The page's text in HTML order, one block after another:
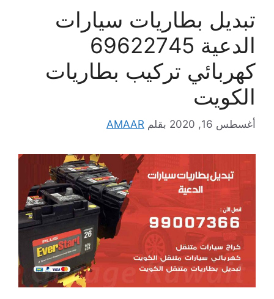
تبديل بطاريات سيارات
الدعية 69622745
كهربائي تركيب بطاريات
الكويت
أغسطس 16, 2020 بقلم AMAAR